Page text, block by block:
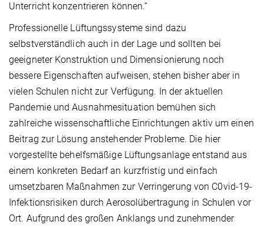
Unterricht konzentrieren können.“
Professionelle Lüftungssysteme sind dazu
selbstverständlich auch in der Lage und sollten bei
geeigneter Konstruktion und Dimensionierung noch
bessere Eigenschaften aufweisen, stehen bisher aber in
vielen Schulen nicht zur Verfügung. In der aktuellen
Pandemie und Ausnahmesituation bemühen sich
zahlreiche wissenschaftliche Einrichtungen aktiv um einen
Beitrag zur Lösung anstehender Probleme. Die hier
vorgestellte behelfsmäßige Lüftungsanlage entstand aus
einem konkreten Bedarf an kurzfristig und einfach
umsetzbaren Maßnahmen zur Verringerung von C0vid-19-
Infektionsrisiken durch Aerosolübertragung in Schulen vor
Ort. Aufgrund des großen Anklangs und zunehmender